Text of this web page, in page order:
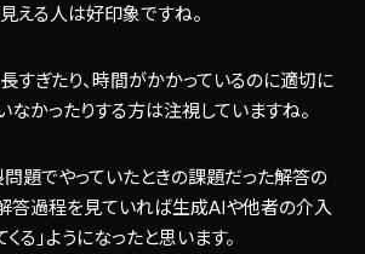
える人は好印象ですね。
すぎたり、時間がかかっているのに適切に
なかったりする方は注視していますね。
題でやっていたときの課題だった解答の
答過程を見ていれば生成AIや他者の介入
る」ようになったと思います。